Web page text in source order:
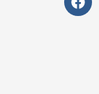
c
e